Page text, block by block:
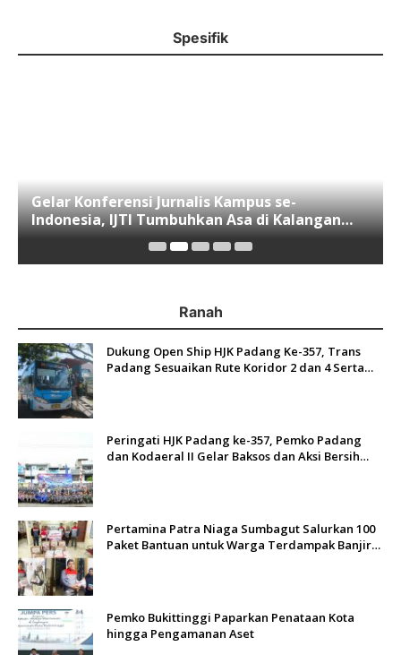
Spesifik
Gelar Konferensi Jurnalis Kampus se-
Indonesia, IJTI Tumbuhkan Asa di Kalangan
Jurnalis Muda di Era Disruspi Digital
Ranah
Dukung Open Ship HJK Padang Ke-357, Trans
Padang Sesuaikan Rute Koridor 2 dan 4 Serta
Peringati HJK Padang ke-357, Pemko Padang
dan Kodaeral II Gelar Baksos dan Aksi Bersih
Pertamina Patra Niaga Sumbagut Salurkan 100
Paket Bantuan untuk Warga Terdampak Banjir
Pemko Bukittinggi Paparkan Penataan Kota
hingga Pengamanan Aset